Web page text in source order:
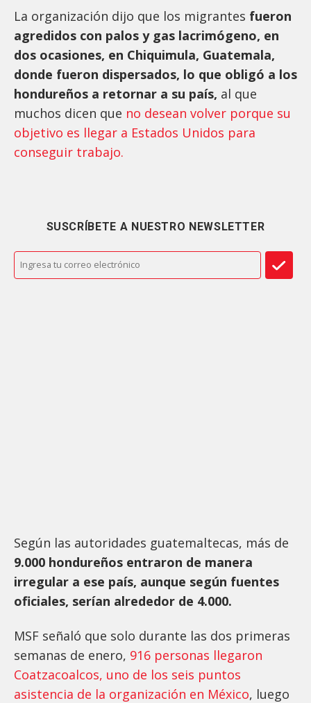
La organización dijo que los migrantes fueron
agredidos con palos y gas lacrimógeno, en
dos ocasiones, en Chiquimula, Guatemala,
donde fueron dispersados, lo que obligó a los
hondureños a retornar a su país, al que
muchos dicen que no desean volver porque su
objetivo es llegar a Estados Unidos para
conseguir trabajo.
SUSCRÍBETE A NUESTRO NEWSLETTER
Según las autoridades guatemaltecas, más de
9.000 hondureños entraron de manera
irregular a ese país, aunque según fuentes
oficiales, serían alrededor de 4.000.
MSF señaló que solo durante las dos primeras
semanas de enero, 916 personas llegaron
Coatzacoalcos, uno de los seis puntos
asistencia de la organización en México, luego